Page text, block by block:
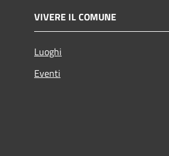
VIVERE IL COMUNE
Luoghi
Eventi